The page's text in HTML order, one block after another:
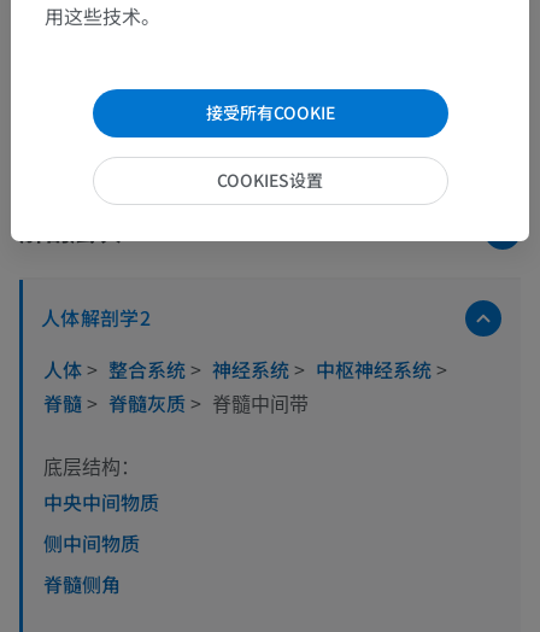
人体解剖学2
人体> 整合系统> 神经系统> 中枢神经系统>
脊髓> 脊髓灰质> 脊髓中间带
底层结构：
中央中间物质
侧中间物质
脊髓侧角
用这些技术。
接受所有COOKIE
COOKIES设置